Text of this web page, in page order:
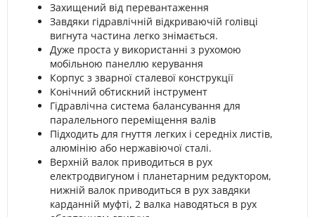
Захищений від перевантаження
Завдяки гідравлічній відкриваючій голівці
вигнута частина легко знімається.
Дуже проста у використанні з рухомою
мобільною панеллю керування
Корпус з зварної сталевої конструкції
Конічний обтискний інструмент
Гідравлічна система балансування для
паралельного переміщення валів
Підходить для гнуття легких і середніх листів,
алюмінію або нержавіючої сталі.
Верхній валок приводиться в рух
електродвигуном і планетарним редуктором,
нижній валок приводиться в рух завдяки
карданній муфті, 2 валка наводяться в рух